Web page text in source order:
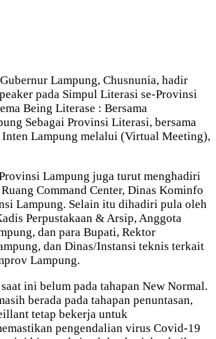
Lampung, Chusnunia, hadir
pada Simpul Literasi se-Provinsi
Being Literase : Bersama
Sebagai Provinsi Literasi, bersama
Lampung melalui (Virtual Meeting),
Lampung juga turut menghadiri
Command Center, Dinas Kominfo
Lampung. Selain itu dihadiri pula oleh
Perpustakaan & Arsip, Anggota
dan para Bupati, Rektor
dan Dinas/Instansi teknis terkait
Lampung.
ini belum pada tahapan New Normal.
berada pada tahapan penuntasan,
tetap bekerja untuk
pengendalian virus Covid-19